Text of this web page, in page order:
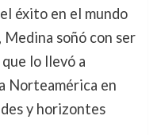
éxito en el mundo
soñó con ser
lo llevó a
Norteamérica en
y horizontes